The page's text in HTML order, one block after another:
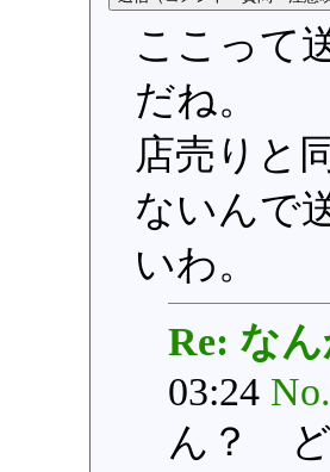
ここって
だね。
店売りと
ないんで
いわ。
Re: な
03:24
ん？ ど